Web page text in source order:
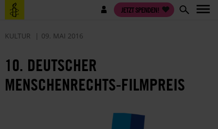
Direkt
zum
Benutzermenü JETZT SPENDEN!
KULTUR 09. MAI 2016
10. DEUTSCHER
MENSCHENRECHTS-FILMPREIS